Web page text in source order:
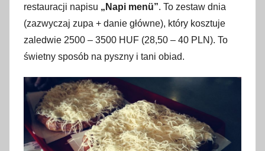
restauracji napisu „Napi menü”. To zestaw dnia
(zazwyczaj zupa + danie główne), który kosztuje
zaledwie 2500 – 3500 HUF (28,50 – 40 PLN). To
świetny sposób na pyszny i tani obiad.